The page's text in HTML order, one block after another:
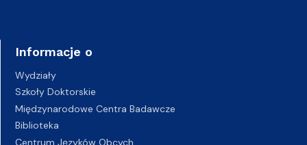
Informacje o
Wydziały
Szkoły Doktorskie
Międzynarodowe Centra Badawcze
Biblioteka
Centrum Języków Obcych